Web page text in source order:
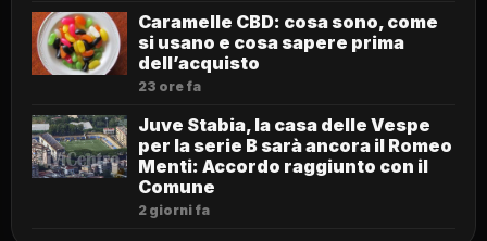
Caramelle CBD: cosa sono, come
si usano e cosa sapere prima
dell’acquisto
23 ore fa
Juve Stabia, la casa delle Vespe
per la serie B sarà ancora il Romeo
Menti: Accordo raggiunto con il
Comune
2 giorni fa